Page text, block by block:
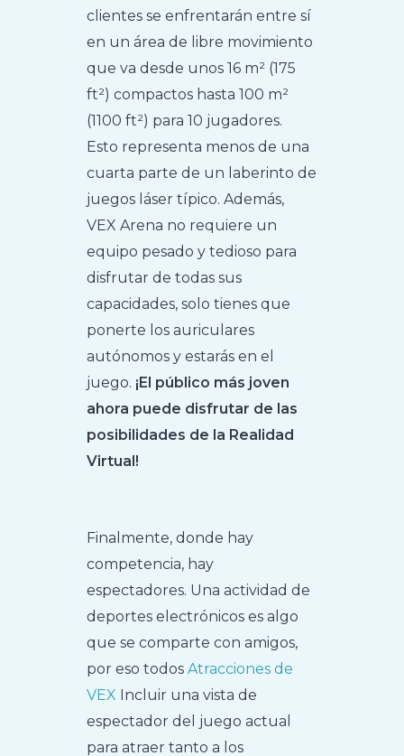
clientes se enfrentarán entre sí
en un área de libre movimiento
que va desde unos 16 m² (175
ft²) compactos hasta 100 m²
(1100 ft²) para 10 jugadores.
Esto representa menos de una
cuarta parte de un laberinto de
juegos láser típico. Además,
VEX Arena no requiere un
equipo pesado y tedioso para
disfrutar de todas sus
capacidades, solo tienes que
ponerte los auriculares
autónomos y estarás en el
juego. ¡El público más joven
ahora puede disfrutar de las
posibilidades de la Realidad
Virtual!
Finalmente, donde hay
competencia, hay
espectadores. Una actividad de
deportes electrónicos es algo
que se comparte con amigos,
por eso todosAtracciones de
VEX Incluir una vista de
espectador del juego actual
para atraer tanto a los